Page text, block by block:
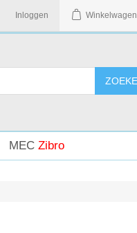
Inloggen Winkelwagen
MEC Zibro